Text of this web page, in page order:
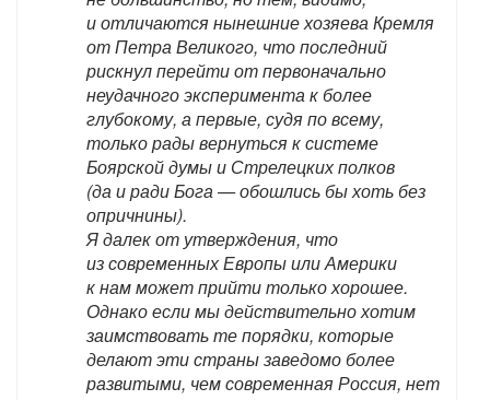
и отличаются нынешние хозяева Кремля
от Петра Великого, что последний
рискнул перейти от первоначально
неудачного эксперимента к более
глубокому, а первые, судя по всему,
только рады вернуться к системе
Боярской думы и Стрелецких полков
(да и ради Бога — обошлись бы хоть без
опричнины).
Я далек от утверждения, что
из современных Европы или Америки
к нам может прийти только хорошее.
Однако если мы действительно хотим
заимствовать те порядки, которые
делают эти страны заведомо более
развитыми, чем современная Россия, нет